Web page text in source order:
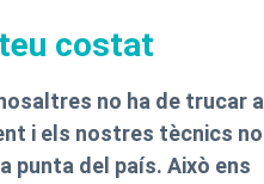
costat
no ha de trucar a
i els nostres tècnics no
punta del país. Això ens